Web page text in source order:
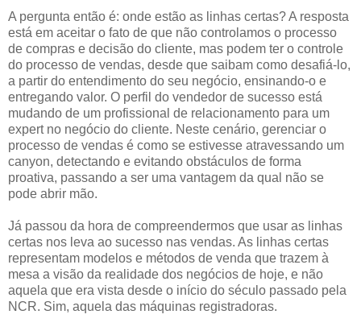
A pergunta então é: onde estão as linhas certas? A resposta
está em aceitar o fato de que não controlamos o processo
de compras e decisão do cliente, mas podem ter o controle
do processo de vendas, desde que saibam como desafiá-lo,
a partir do entendimento do seu negócio, ensinando-o e
entregando valor. O perfil do vendedor de sucesso está
mudando de um profissional de relacionamento para um
expert no negócio do cliente. Neste cenário, gerenciar o
processo de vendas é como se estivesse atravessando um
canyon, detectando e evitando obstáculos de forma
proativa, passando a ser uma vantagem da qual não se
pode abrir mão.
Já passou da hora de compreendermos que usar as linhas
certas nos leva ao sucesso nas vendas. As linhas certas
representam modelos e métodos de venda que trazem à
mesa a visão da realidade dos negócios de hoje, e não
aquela que era vista desde o início do século passado pela
NCR. Sim, aquela das máquinas registradoras.